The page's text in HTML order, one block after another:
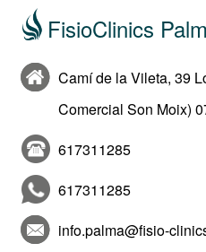
FisioClinics
Camí de la Vileta, 39
Comercial Son Moix)
617311285
617311285
info.palma@fisio-